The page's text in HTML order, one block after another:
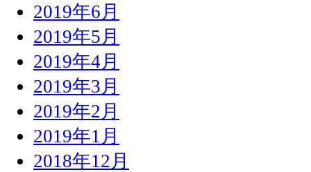
2019年6月
2019年5月
2019年4月
2019年3月
2019年2月
2019年1月
2018年12月